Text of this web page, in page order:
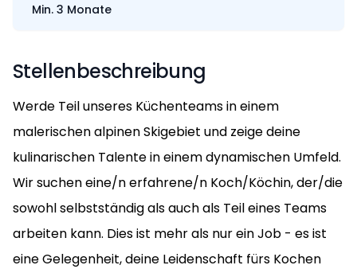
Min. 3 Monate
Stellenbeschreibung
Werde Teil unseres Küchenteams in einem
malerischen alpinen Skigebiet und zeige deine
kulinarischen Talente in einem dynamischen Umfeld.
Wir suchen eine/n erfahrene/n Koch/Köchin, der/die
sowohl selbstständig als auch als Teil eines Teams
arbeiten kann. Dies ist mehr als nur ein Job - es ist
eine Gelegenheit, deine Leidenschaft fürs Kochen